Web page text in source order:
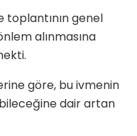
toplantının genel
alınmasına
göre, bu ivmenin
dair artan